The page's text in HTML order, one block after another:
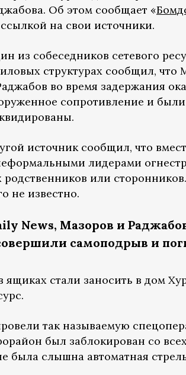
Об этом сообщает «
на свои источники.
из собеседников сетевого
структурах сообщил, что
во время задержания
сопротивление и были
источник сообщил, что
лидерами
или сторонников.
не известно.
News, Мазоров и
самоподрыв и
стали заносить в дом
так называемую
был заблокирован со
была слышна автоматная